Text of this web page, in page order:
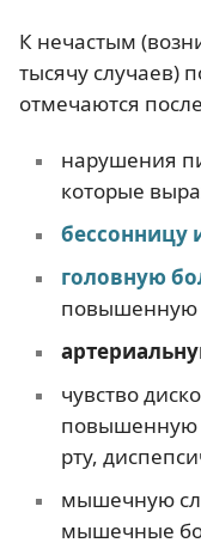
К нечастым
тысячу случаев)
отмечаются
нарушения
которые
бессонницу
головную
повышенную
чувство
повышенную
рту,
мышечную
мышечные